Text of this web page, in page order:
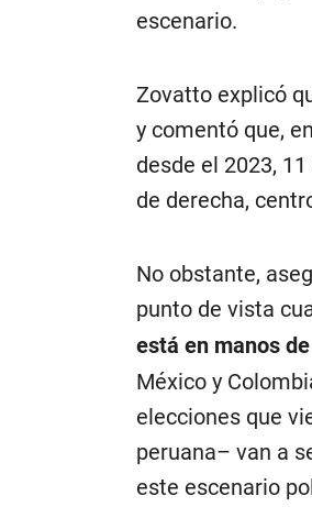
escenario.
Zovatto explicó
y comentó que,
desde el 2023,
de derecha,
No obstante,
punto de vista
está en manos
México y
elecciones que
peruana– van a
este escenario